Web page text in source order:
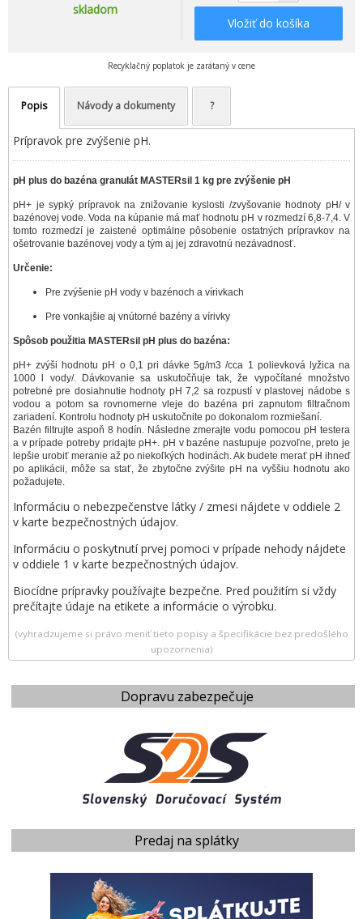
Dopravu zabezpečuje
Predaj na splátky
skladom
Vložiť do košíka
Recyklačný poplatok je zarátaný v cene
Popis Návody a dokumenty ?
Prípravok pre zvýšenie pH.
pH plus do bazéna granulát MASTERsil 1 kg pre zvýšenie pH
pH+ je sypký prípravok na znižovanie kyslosti /zvyšovanie hodnoty pH/ v
bazénovej vode. Voda na kúpanie má mať hodnotu pH v rozmedzí 6,8-7,4. V
tomto rozmedzí je zaistené optimálne pôsobenie ostatných prípravkov na
ošetrovanie bazénovej vody a tým aj jej zdravotnú nezávadnosť.
Určenie:
Pre zvýšenie pH vody v bazénoch a vírivkach
Pre vonkajšie aj vnútorné bazény a vírivky
Spôsob použitia MASTERsil pH plus do bazéna:
pH+ zvýši hodnotu pH o 0,1 pri dávke 5g/m3 /cca 1 polievková lyžica na
1000 l vody/. Dávkovanie sa uskutočňuje tak, že vypočítané množstvo
potrebné pre dosiahnutie hodnoty pH 7,2 sa rozpustí v plastovej nádobe s
vodou a potom sa rovnomerne vleje do bazéna pri zapnutom filtračnom
zariadení. Kontrolu hodnoty pH uskutočnite po dokonalom rozmiešaní.
Bazén filtrujte aspoň 8 hodín. Následne zmerajte vodu pomocou pH testera
a v prípade potreby pridajte pH+. pH v bazéne nastupuje pozvoľne, preto je
lepšie urobiť meranie až po niekoľkých hodinách. Ak budete merať pH ihneď
po aplikácii, môže sa stať, že zbytočne zvýšite pH na vyššiu hodnotu ako
požadujete.
Informáciu o nebezpečenstve látky / zmesi nájdete v oddiele 2
v karte bezpečnostných údajov.
Informáciu o poskytnutí prvej pomoci v prípade nehody nájdete
v oddiele 1 v karte bezpečnostných údajov.
Biocídne prípravky používajte bezpečne. Pred použitím si vždy
prečítajte údaje na etikete a informácie o výrobku.
(vyhradzujeme si právo meniť tieto popisy a špecifikácie bez predošlého
upozornenia)